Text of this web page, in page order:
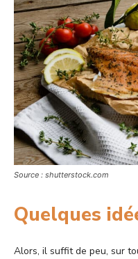
Source : shutterstock.com
Quelques
Alors, il suffit de peu, sur